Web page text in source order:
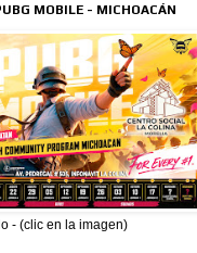
MOBILE - MICHOACÁN
- (clic en la imagen)